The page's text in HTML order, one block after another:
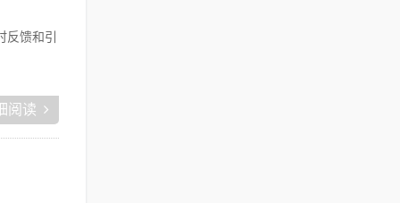
馈和引
阅读